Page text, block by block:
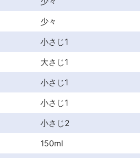
少々
小さじ1
大さじ1
小さじ1
小さじ1
小さじ2
150ml